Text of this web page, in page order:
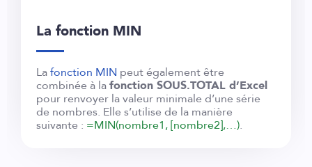
La fonction MIN
Lafonction MIN peut également être
combinée à lafonction SOUS.TOTAL d’Excel
pour renvoyer la valeur minimale d’une série
de nombres. Elle s’utilise de la manière
suivante : =MIN(nombre1, [nombre2],…).